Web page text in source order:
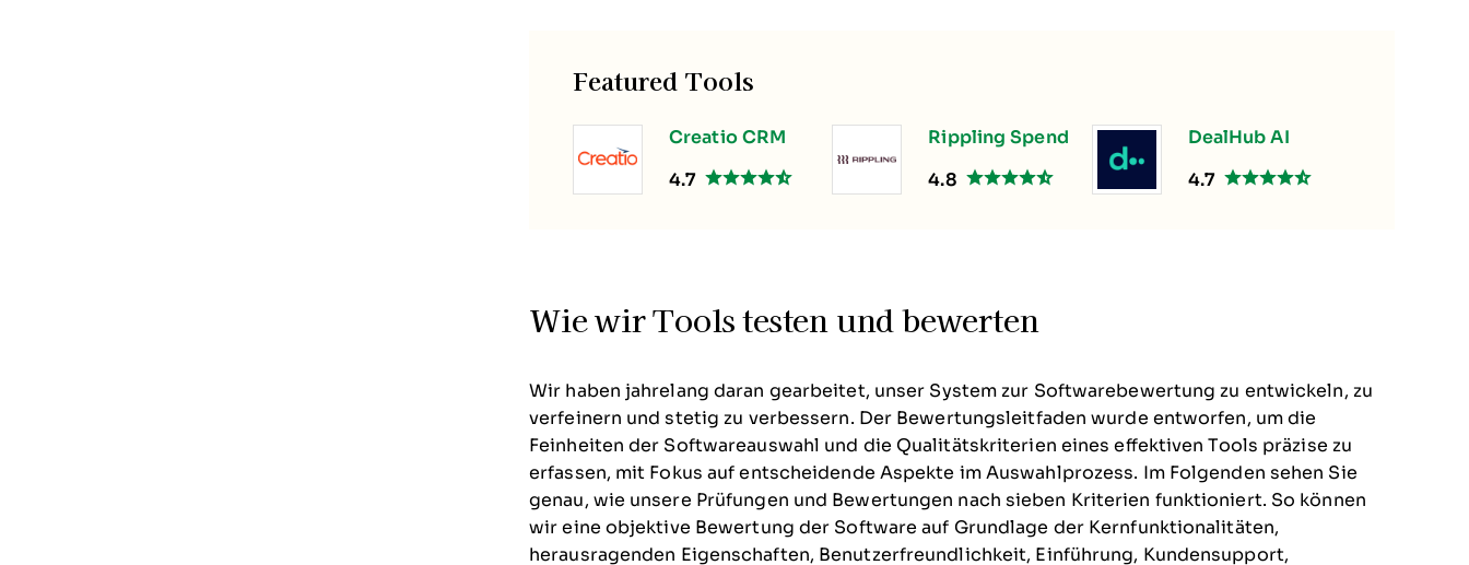
Featured Tools
Creatio CRM
4.7
Rippling Spend
4.8
DealHub AI
4.7
Wie wir Tools testen und bewerten
Wir haben jahrelang daran gearbeitet, unser System zur Softwarebewertung zu entwickeln, zu
verfeinern und stetig zu verbessern. Der Bewertungsleitfaden wurde entworfen, um die
Feinheiten der Softwareauswahl und die Qualitätskriterien eines effektiven Tools präzise zu
erfassen, mit Fokus auf entscheidende Aspekte im Auswahlprozess. Im Folgenden sehen Sie
genau, wie unsere Prüfungen und Bewertungen nach sieben Kriterien funktioniert. So können
wir eine objektive Bewertung der Software auf Grundlage der Kernfunktionalitäten,
herausragenden Eigenschaften, Benutzerfreundlichkeit, Einführung, Kundensupport,